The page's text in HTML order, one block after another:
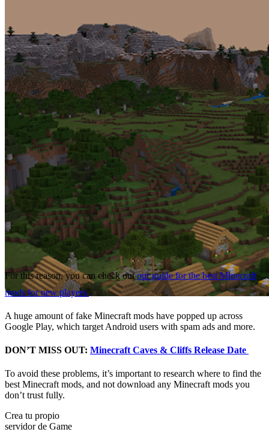
For this reason, you can check outour guide for the best Minecraft
mods for new players.
A huge amount of fake Minecraft mods have popped up across
Google Play, which target Android users with spam ads and more.
DON’T MISS OUT: Minecraft Caves & Cliffs Release Date
To avoid these problems, it’s important to research where to find the
best Minecraft mods, and not download any Minecraft mods you
don’t trust fully.
Crea tu propio
servidor de Game